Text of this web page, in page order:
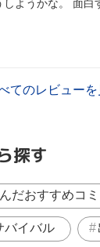
しようかな。 面白
てのレビューを
探す
だおすすめコミ
バイバル